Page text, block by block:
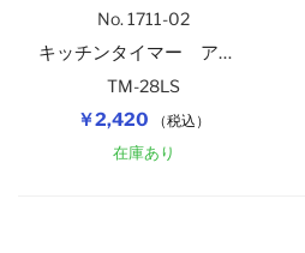
￥2,420 （税込）
No. 1711-02
キッチンタイマー アラーム５
TM-28LS
在庫あり